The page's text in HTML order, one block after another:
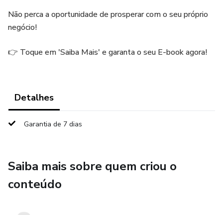
Não perca a oportunidade de prosperar com o seu próprio
negócio!
👉 Toque em 'Saiba Mais' e garanta o seu E-book agora!
Detalhes
Garantia de 7 dias
Saiba mais sobre quem criou o
conteúdo